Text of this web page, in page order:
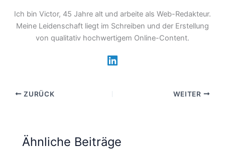
Ich bin Victor, 45 Jahre alt und arbeite als Web-Redakteur.
Meine Leidenschaft liegt im Schreiben und der Erstellung
von qualitativ hochwertigem Online-Content.
ZURÜCK WEITER
Ähnliche Beiträge